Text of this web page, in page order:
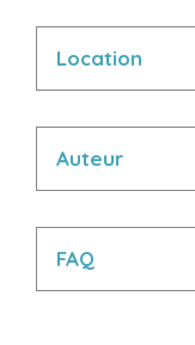
Location
Auteur
FAQ